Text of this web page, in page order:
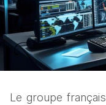
Le groupe français